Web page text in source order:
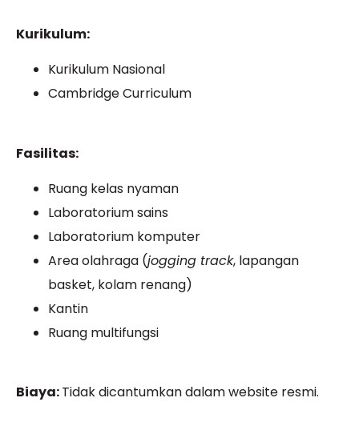
Kurikulum:
Kurikulum Nasional
Cambridge Curriculum
Fasilitas:
Ruang kelas nyaman
Laboratorium sains
Laboratorium komputer
Area olahraga (jogging track, lapangan
basket, kolam renang)
Kantin
Ruang multifungsi
Biaya:Tidak dicantumkan dalam website resmi.